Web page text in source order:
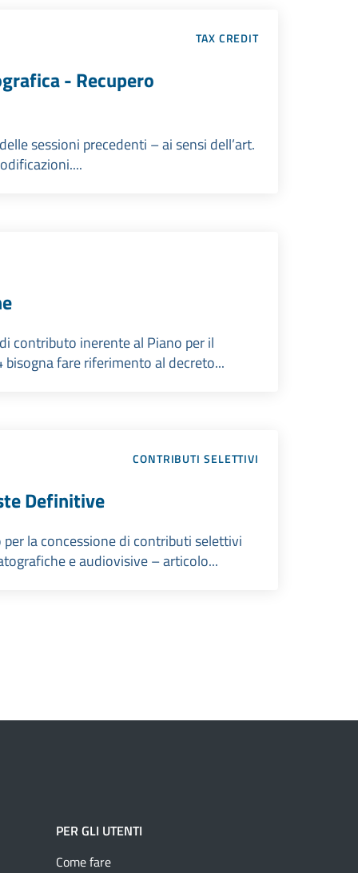
TAX CREDIT
- Recupero
sessioni precedenti – ai sensi dell’art.
contributo inerente al Piano per il
fare riferimento al decreto...
CONTRIBUTI SELETTIVI
Definitive
la concessione di contributi selettivi
e audiovisive – articolo...
PER GLI UTENTI
Come fare